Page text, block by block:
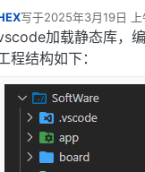
线
写于2025年3月19日
最后由 编辑
加载静态库，
程结构如下：